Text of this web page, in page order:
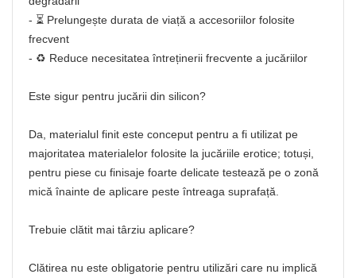
- ⏳ Prelungește durata de viață a accesoriilor folosite
frecvent
- ♻️ Reduce necesitatea întreținerii frecvente a jucăriilor
Este sigur pentru jucării din silicon?
Da, materialul finit este conceput pentru a fi utilizat pe
majoritatea materialelor folosite la jucăriile erotice; totuși,
pentru piese cu finisaje foarte delicate testează pe o zonă
mică înainte de aplicare peste întreaga suprafață.
Trebuie clătit mai târziu aplicare?
Clătirea nu este obligatorie pentru utilizări care nu implică